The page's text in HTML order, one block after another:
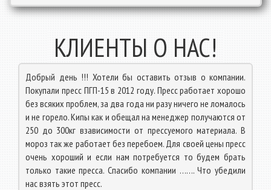
КЛИЕНТЫ О НАС!
Добрый день !!! Хотели бы оставить отзыв о компании.
Покупали пресс ПГП-15 в 2012 году. Пресс работает хорошо
без всяких проблем, за два года ни разу ничего не ломалось
и не горело. Кипы как и обещал на менеджер получаются от
250 до 300кг взависимости от прессуемого материала. В
мороз так же работает без перебоем. Для своей цены пресс
очень хороший и если нам потребуется то будем брать
только такие пресса. Спасибо компании ……. Что убедили
нас взять этот пресс.